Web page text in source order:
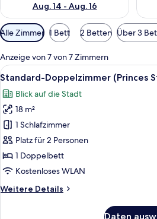
Aug. 14 - Aug. 16
Verfügbare
Filter
für
Zimmer
Alle Zimmer 1 Bett 2 Betten Über 3
Anzeige von 7 von 7 Zimmern
Alle
Fotos
für
Standard-
Doppelzimmer
(Princes
Street
View)
Ein
7
Standard-Doppelzimmer (Princes
Blick auf die Stadt
18 m²
1 Schlafzimmer
Platz für 2 Personen
1 Doppelbett
Kostenloses WLAN
Weitere Details
Weitere
Daten